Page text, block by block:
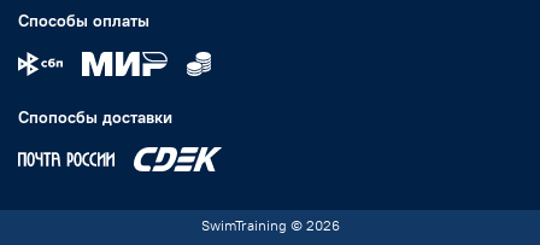
Способы оплаты
Спопосбы доставки
SwimTraining © 2026